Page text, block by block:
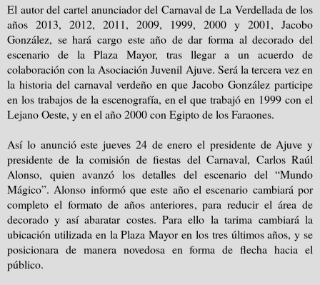
El autor del cartel anunciador del Carnaval de La Verdellada de los
años 2013, 2012, 2011, 2009, 1999, 2000 y 2001, Jacobo
González, se hará cargo este año de dar forma al decorado del
escenario de la Plaza Mayor, tras llegar a un acuerdo de
colaboración con la Asociación Juvenil Ajuve. Será la tercera vez en
la historia del carnaval verdeño en que Jacobo González participe
en los trabajos de la escenografía, en el que trabajó en 1999 con el
Lejano Oeste, y en el año 2000 con Egipto de los Faraones.
Así lo anunció este jueves 24 de enero el presidente de Ajuve y
presidente de la comisión de fiestas del Carnaval, Carlos Raúl
Alonso, quien avanzó los detalles del escenario del “Mundo
Mágico”. Alonso informó que este año el escenario cambiará por
completo el formato de años anteriores, para reducir el área de
decorado y así abaratar costes. Para ello la tarima cambiará la
ubicación utilizada en la Plaza Mayor en los tres últimos años, y se
posicionara de manera novedosa en forma de flecha hacia el
público.